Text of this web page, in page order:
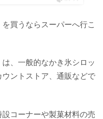
買うならスーパーへ行こ
、一般的なかき氷シロッ
ントストア、通販などで
コーナーや製菓材料の売